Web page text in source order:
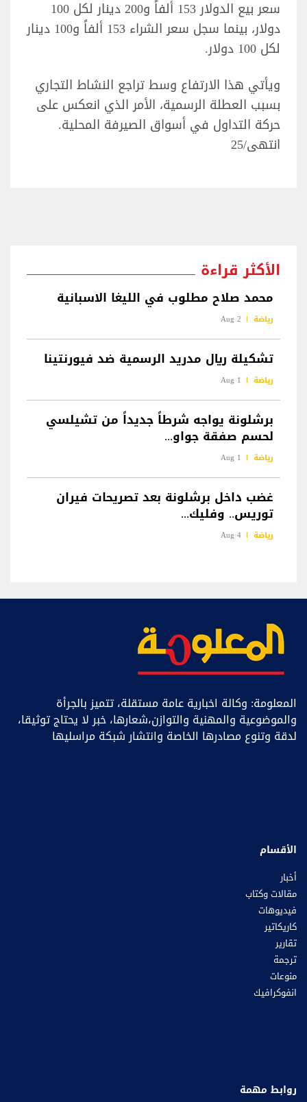
سعر بيع الدولار 153 ألفاً و200 دينار لكل 100
دولار، بينما سجل سعر الشراء 153 ألفاً و100 دينار
لكل 100 دولار.
ويأتي هذا الارتفاع وسط تراجع النشاط التجاري
بسبب العطلة الرسمية، الأمر الذي انعكس على
حركة التداول في أسواق الصيرفة المحلية.
انتهى/25
الأكثر قراءة
محمد صلاح مطلوب في الليغا الاسبانية
رياضة 2 Aug
تشكيلة ريال مدريد الرسمية ضد فيورنتينا
رياضة 1 Aug
برشلونة يواجه شرطاً جديداً من تشيلسي
لحسم صفقة جواو...
رياضة 1 Aug
غضب داخل برشلونة بعد تصريحات فيران
توريس.. وفليك...
رياضة 4 Aug
المعلومة: وكالة اخبارية عامة مستقلة، تتميز بالجرأة
والموضوعية والمهنية والتوازن،شعارها، خبر ﻻ يحتاج توثيقا،
لدقة وتنوع مصادرها الخاصة وانتشار شبكة مراسليها
الأقسام
أخبار
مقالات وكتاب
فيديوهات
كاريكاتير
تقارير
ترجمة
منوعات
انفوكرافيك
روابط مهمة